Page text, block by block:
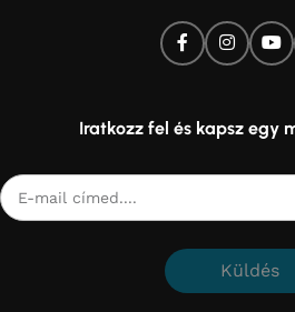
Iratkozz fel és kapsz egy
Küldés